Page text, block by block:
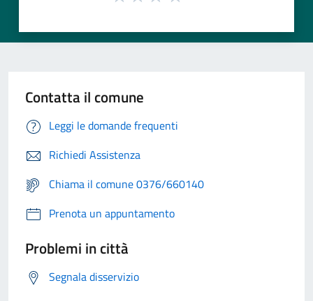
Contatta il comune
Leggi le domande frequenti
Richiedi Assistenza
Chiama il comune 0376/660140
Prenota un appuntamento
Problemi in città
Segnala disservizio